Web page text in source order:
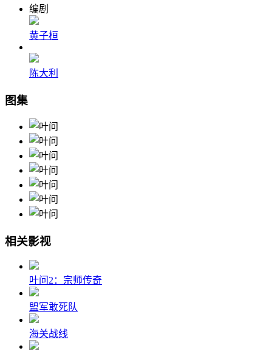
编剧
黄子桓
陈大利
图集
相关影视
叶问2：宗师传奇
盟军敢死队
海关战线